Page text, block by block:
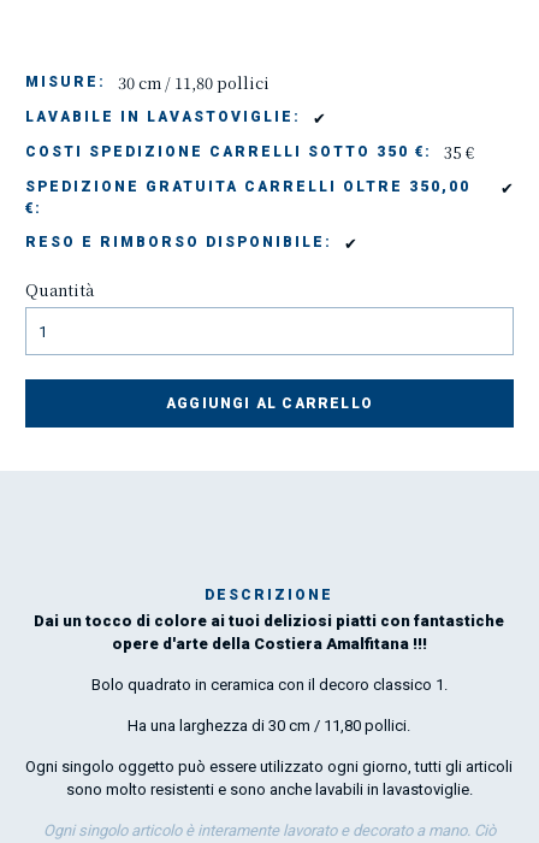
MISURE: 30 cm / 11,80 pollici
LAVABILE IN LAVASTOVIGLIE: ✔
COSTI SPEDIZIONE CARRELLI SOTTO 350 €: 35 €
SPEDIZIONE GRATUITA CARRELLI OLTRE 350,00
€:
✔
RESO E RIMBORSO DISPONIBILE: ✔
Quantità
AGGIUNGI AL CARRELLO
DESCRIZIONE
Dai un tocco di colore ai tuoi deliziosi piatti con fantastiche
opere d'arte della Costiera Amalfitana !!!
Bolo quadrato in ceramica con il decoro classico 1.
Ha una larghezza di 30 cm / 11,80 pollici.
Ogni singolo oggetto può essere utilizzato ogni giorno, tutti gli articoli
sono molto resistenti e sono anche lavabili in lavastoviglie.
Ogni singolo articolo è interamente lavorato e decorato a mano. Ciò